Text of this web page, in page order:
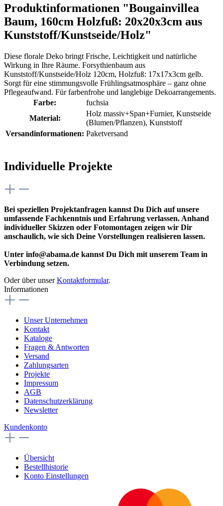
Produktinformationen "Bougainvillea
Baum, 160cm Holzfuß: 20x20x3cm aus
Kunststoff/Kunstseide/Holz"
Diese florale Deko bringt Frische, Leichtigkeit und natürliche
Wirkung in Ihre Räume. Forsythienbaum aus
Kunststoff/Kunstseide/Holz 120cm, Holzfuß: 17x17x3cm gelb.
Sorgt für eine stimmungsvolle Frühlingsatmosphäre – ganz ohne
Pflegeaufwand. Für farbenfrohe und langlebige Dekoarrangements.
Farbe:
fuchsia
Material:
Holz massiv+Span+Furnier, Kunstseide
(Blumen/Pflanzen), Kunststoff
Versandinformationen: Paketversand
Individuelle Projekte
Bei speziellen Projektanfragen kannst Du Dich auf unsere
umfassende Fachkenntnis und Erfahrung verlassen. Anhand
individueller Skizzen oder Fotomontagen zeigen wir Dir
anschaulich, wie sich Deine Vorstellungen realisieren lassen.
Unter info@abama.de kannst Du Dich mit unserem Team in
Verbindung setzen.
Oder über unserKontaktformular.
Informationen
Unser Unternehmen
Kontakt
Kataloge
Fragen & Antworten
Versand
Zahlungsarten
Projekte
Impressum
AGB
Datenschutzerklärung
Newsletter
Kundenkonto
Übersicht
Bestellhistorie
Konto Einstellungen